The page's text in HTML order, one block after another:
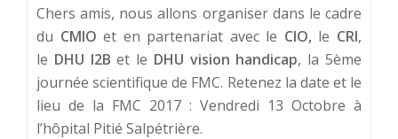
Chers amis, nous allons organiser dans le cadre
du CMIO et en partenariat avec le CIO, le CRI,
le DHU I2B et le DHU vision handicap, la 5ème
journée scientifique de FMC. Retenez la date et le
lieu de la FMC 2017 : Vendredi 13 Octobre à
l’hôpital Pitié Salpétrière.